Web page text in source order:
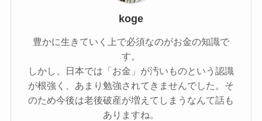
koge
豊かに生きていく上で必須なのがお金の知識で
す。
しかし、日本では「お金」が汚いものという認識
が根強く、あまり勉強されてきませんでした。そ
のため今後は老後破産が増えてしまうなんて話も
ありますね。